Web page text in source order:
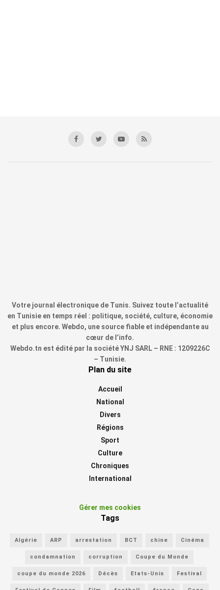
Votre journal électronique de Tunis. Suivez toute l’actualité
en Tunisie en temps réel : politique, société, culture, économie
et plus encore. Webdo, une source fiable et indépendante au
cœur de l’info.
Webdo.tn est édité par la société YNJ SARL – RNE : 1209226C
– Tunisie.
Plan du site
Accueil
National
Divers
Régions
Sport
Culture
Chroniques
International
Gérer mes cookies
Tags
Algérie ARP arrestation BCT chine Cinéma
condamnation corruption Coupe du Monde
coupe du monde 2026 Décès Etats-Unis Festival